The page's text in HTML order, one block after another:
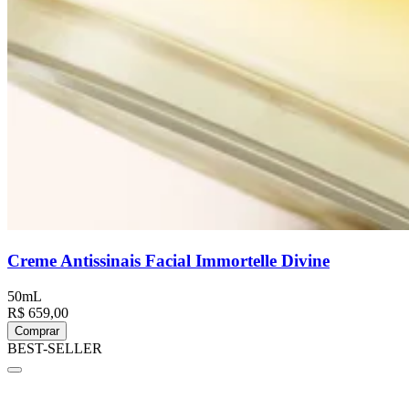
Creme Antissinais Facial Immortelle Divine
50mL
R$ 659,00
Comprar
BEST-SELLER